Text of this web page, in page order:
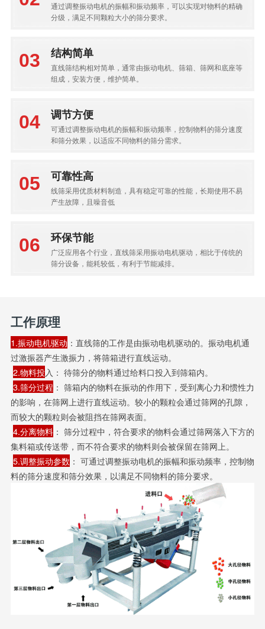
通过调整振动电机的振幅和振动频率，可以实现对物料的精确
分级，满足不同颗粒大小的筛分要求。
结构简单
直线筛结构相对简单，通常由振动电机、筛箱、筛网和底座等
组成，安装方便，维护简单。
调节方便
可通过调整振动电机的振幅和振动频率，控制物料的筛分速度
和筛分效果，以适应不同物料的筛分需求。
可靠性高
线筛采用优质材料制造，具有稳定可靠的性能，长期使用不易
产生故障，且噪音低
环保节能
广泛应用各个行业，直线筛采用振动电机驱动，相比于传统的
筛分设备，能耗较低，有利于节能减排。
工作原理
1.振动电机驱动 ：直线筛的工作是由振动电机驱动的。振动电机通
过激振器产生激振力，将筛箱进行直线运动。
2.物料投入： 待筛分的物料通过给料口投入到筛箱内。
3.筛分过程 ： 筛箱内的物料在振动的作用下，受到离心力和惯性力
的影响，在筛网上进行直线运动。较小的颗粒会通过筛网的孔隙，
而较大的颗粒则会被阻挡在筛网表面。
4.分离物料： 筛分过程中，符合要求的物料会通过筛网落入下方的
集料箱或传送带，而不符合要求的物料则会被保留在筛网上。
5.调整振动参数 ： 可通过调整振动电机的振幅和振动频率，控制物
料的筛分速度和筛分效果，以满足不同物料的筛分要求。